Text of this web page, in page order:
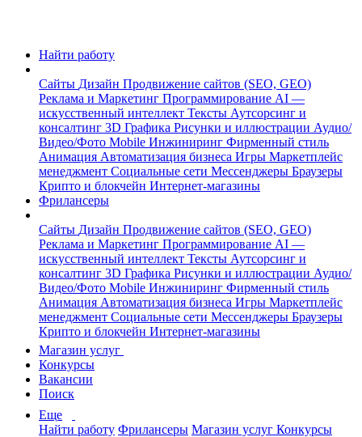
Найти работу
Сайты Дизайн Продвижение сайтов (SEO, GEO)
Реклама и Маркетинг Программирование AI —
искусственный интеллект Тексты Аутсорсинг и
консалтинг 3D Графика Рисунки и иллюстрации Аудио/
Видео/Фото Mobile Инжиниринг Фирменный стиль
Анимация Автоматизация бизнеса Игры Маркетплейс
менеджмент Социальные сети Мессенджеры Браузеры
Крипто и блокчейн Интернет-магазины
Фрилансеры
Сайты Дизайн Продвижение сайтов (SEO, GEO)
Реклама и Маркетинг Программирование AI —
искусственный интеллект Тексты Аутсорсинг и
консалтинг 3D Графика Рисунки и иллюстрации Аудио/
Видео/Фото Mobile Инжиниринг Фирменный стиль
Анимация Автоматизация бизнеса Игры Маркетплейс
менеджмент Социальные сети Мессенджеры Браузеры
Крипто и блокчейн Интернет-магазины
Магазин услуг
Конкурсы
Вакансии
Поиск
Еще
Найти работу Фрилансеры Магазин услуг Конкурсы